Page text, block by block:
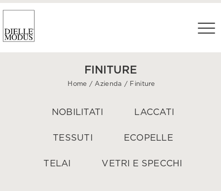
FINITURE
Home / Azienda / Finiture
NOBILITATI LACCATI
TESSUTI ECOPELLE
TELAI VETRI E SPECCHI